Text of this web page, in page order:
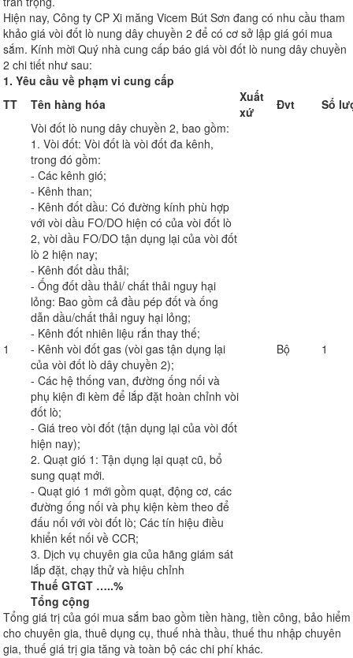
Hiện nay, Công ty CP Xi măng Vicem Bút Sơn đang có nhu cầu tham
khảo giá vòi đốt lò nung dây chuyền 2 để có cơ sở lập giá gói mua
sắm. Kính mời Quý nhà cung cấp báo giá vòi đốt lò nung dây chuyền
2 chi tiết như sau:
1. Yêu cầu về phạm vi cung cấp
TT
Tên hàng hóa
Xuất
xứ
Đvt Số
1
Vòi đốt lò nung dây chuyền 2, bao gồm:
1. Vòi đốt: Vòi đốt là vòi đốt đa kênh,
trong đó gồm:
- Các kênh gió;
- Kênh than;
- Kênh đốt dầu: Có đường kính phù hợp
với vòi dầu FO/DO hiện có của vòi đốt lò
2, vòi dầu FO/DO tận dụng lại của vòi đốt
lò 2 hiện nay;
- Kênh đốt dầu thải;
- Ống đốt dầu thải/ chất thải nguy hại
lỏng: Bao gồm cả đầu pép đốt và ống
dẫn dầu/chất thải nguy hại lỏng;
- Kênh đốt nhiên liệu rắn thay thế;
- Kênh vòi đốt gas (vòi gas tận dụng lại
của vòi đốt lò dây chuyền 2);
- Các hệ thống van, đường ống nối và
phụ kiện đi kèm để lắp đặt hoàn chỉnh vòi
đốt lò;
- Giá treo vòi đốt (tận dụng lại của vòi đốt
hiện nay);
2. Quạt gió 1: Tận dụng lại quạt cũ, bổ
sung quạt mới.
- Quạt gió 1 mới gồm quạt, động cơ, các
đường ống nối và phụ kiện kèm theo để
đấu nối với vòi đốt lò; Các tín hiệu điều
khiển kết nối về CCR;
3. Dịch vụ chuyên gia của hãng giám sát
lắp đặt, chạy thử và hiệu chỉnh
Bộ 1
Thuế GTGT …..%
Tổng cộng
Tổng giá trị của gói mua sắm bao gồm tiền hàng, tiền công, bảo hiểm
cho chuyên gia, thuê dụng cụ, thuế nhà thầu, thuế thu nhập chuyên
gia, thuế giá trị gia tăng và toàn bộ các chi phí khác.